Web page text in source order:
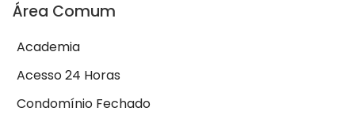
Área Comum
Academia
Acesso 24 Horas
Condomínio Fechado